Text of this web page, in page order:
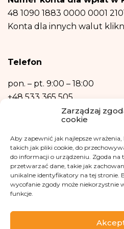
Zarządzaj
cookie
Aby zapewnić jak najlepsze
takich jak pliki cookie, do
do informacji o urządzeniu. Zgoda na
przetwarzać dane, takie jak
unikalne identyfikatory na tej stronie.
wycofanie zgody może niekorzystnie
funkcje.
sprostowania, usunięcia, ograniczenia
danych, prawo wniesienia sprzeciwu,
Ochrony Danych Osobowych, w razie
Podanie danych osobowych jest
również w formie profilowania.
48 1090 1883 0000 0001
Konta dla innych walut
Telefon
pon. – pt. 9:00 – 18:00
+48 533 365 505
Kontakt mailowy
kontakt@fundacjakasisi.pl
Inspektor Danych
Klaudia Kwiatkowska
iod@fundacjakasisi.pl
Odwiedź